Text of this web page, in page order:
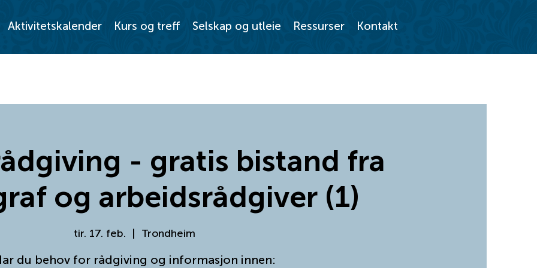
Aktivitetskalender Kurs og treff Selskap og utleie Ressurser Kontakt
- gratis bistand fra
og arbeidsrådgiver (1)
tir. 17. feb.
  |
Trondheim
du behov for rådgiving og informasjon innen: